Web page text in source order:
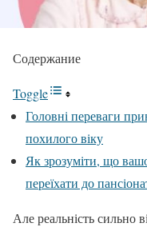
Содержание
Toggle
Головні переваги
похилого віку
Як зрозуміти, що
переїхати до
Але реальність сильно